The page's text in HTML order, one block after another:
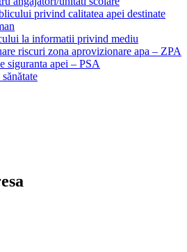
privind calitatea apei destinate
la informatii privind mediu
riscuri zona aprovizionare apa – ZPA
siguranta apei – PSA